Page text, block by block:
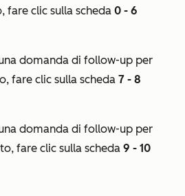
fare clic sulla scheda 0 - 6
domanda di follow-up per
fare clic sulla scheda 7 - 8
domanda di follow-up per
fare clic sulla scheda 9 - 10